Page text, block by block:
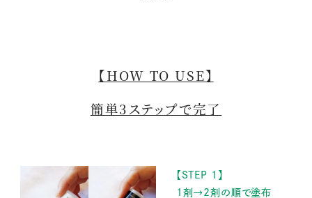
【HOW TO USE】
簡単3ステップで完了
【STEP 1】
1剤→2剤の順で塗布